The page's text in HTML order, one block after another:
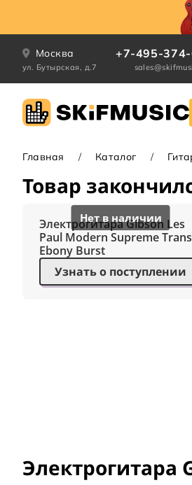
Москва
ул. Бутырская, д.7
+7-495-
Главная Каталог
Товар
Электрогитара Gibson Les
Paul Modern Supreme Trans
Ebony Burst
Узнать о поступлении
Электрогитара